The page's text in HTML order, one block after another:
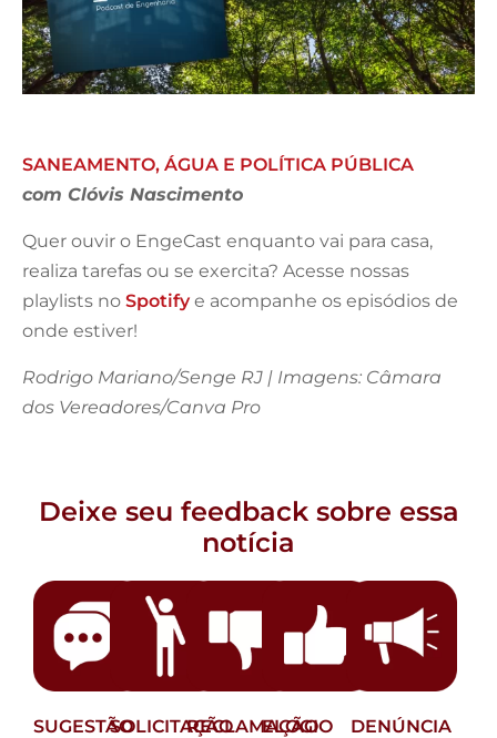
SANEAMENTO, ÁGUA E POLÍTICA PÚBLICA
com Clóvis Nascimento
Quer ouvir o EngeCast enquanto vai para casa,
realiza tarefas ou se exercita? Acesse nossas
playlists no Spotifye acompanhe os episódios de
onde estiver!
Rodrigo Mariano/Senge RJ | Imagens: Câmara
dos Vereadores/Canva Pro
Deixe seu feedback sobre essa
notícia
SUGESTÃOSOLICITAÇÃORECLAMAÇÃO
ELOGIO DENÚNCIA